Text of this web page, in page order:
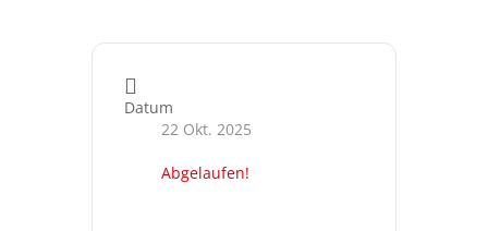
Datum
22 Okt. 2025
Abgelaufen!